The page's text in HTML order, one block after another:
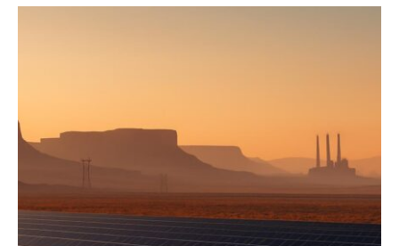
Energy
Health